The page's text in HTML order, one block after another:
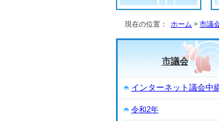
現在の位置： ホーム > 市議
市議会
インターネット議会中
令和2年